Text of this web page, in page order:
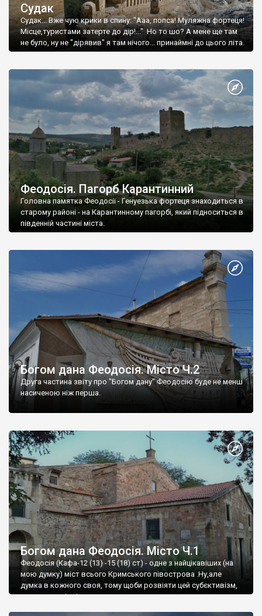
Судак
Судак... Вже чую крики в спину: "Ааа, попса! Муляжна фортеця!
Місце,туристами затерте до дір!..." Но то шо? А мене ще там
не було, ну не "дірявив" я там нічого... принаймні до цього літа.
Феодосія. Пагорб Карантинний
Головна памятка Феодосії - Генуезька фортеця знаходиться в
старому районі - на Карантинному пагорбі, який підноситься в
південній частині міста.
Богом дана Феодосія. Місто Ч.2
Друга частина звіту про "Богом дану" Феодосію буде не менш
насиченою ніж перша.
Богом дана Феодосія. Місто Ч.1
Феодосія (Кафа-12 (13) -15 (18) ст) - одне з найцікавіших (на
мою думку) міст всього Кримського півострова .Ну,але
думка в кожного своя, тому щоби розвіяти цей субєктивізм,
запрошую відвідати це